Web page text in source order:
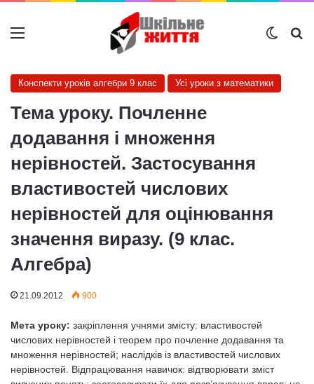
Меню
Конспекти уроків алгебри 9 клас Усі уроки з математики
Тема уроку. Почленне
додавання і множення
нерівностей. Застосування
властивостей числових
нерівностей для оцінювання
значення виразу. (9 клас.
Алгебра)
21.09.2012 900
Мета уроку: закріплення учнями змісту: властивостей
числових нерівностей і теорем про почленне додавання та
множення нерівностей; наслідків із властивостей числових
нерівностей. Відпрацювання навичок: відтворювати зміст